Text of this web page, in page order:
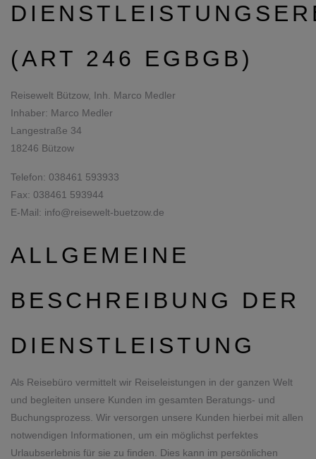
(ART 246 EGBGB)
Reisewelt Bützow, Inh. Marco Medler
Inhaber: Marco Medler
Langestraße 34
18246 Bützow
Telefon: 038461 593933
Fax: 038461 593944
E-Mail: info@reisewelt-buetzow.de
ALLGEMEINE
BESCHREIBUNG DER
DIENSTLEISTUNG
Als Reisebüro vermittelt wir Reiseleistungen in der ganzen Welt
und begleiten unsere Kunden im gesamten Beratungs- und
Buchungsprozess. Wir versorgen unsere Kunden hierbei mit allen
notwendigen Informationen, um ein möglichst perfektes
Urlaubserlebnis für sie zu finden. Dies kann im persönlichen